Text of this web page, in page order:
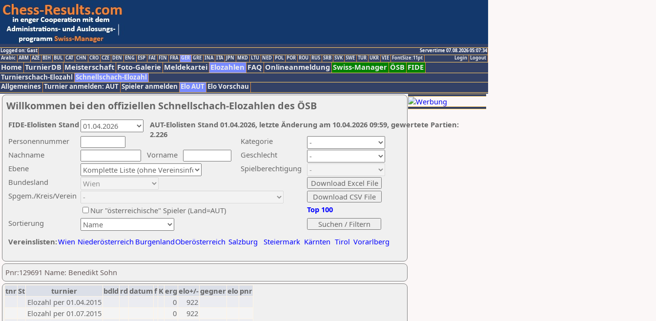
Logged on: Gast
Servertime 07.08.2026 05:07:34
Logout
Login
Arabic ARM AZE BIH BUL CAT CHN CRO CZE DEN ENG ESP FAI FIN FRA GER GRE INA ITA JPN MKD LTU NED POL POR ROU RUS SRB SVK SWE TUR UKR VIE FontSize:11pt
Home TurnierDB Meisterschaft Foto-Galerie Meldekartei Elozahlen FAQ Onlineanmeldung Swiss-Manager ÖSB FIDE
Turnierschach-Elozahl Schnellschach-Elozahl
Allgemeines Turnier anmelden: AUT Spieler anmelden Elo AUT Elo Vorschau
Willkommen bei den offiziellen Schnellschach-Elozahlen des ÖSB
Nachname
Vorname
Ebene
Kategorie
Sortierung
Personennummer
Bundesland
Spgem./Kreis/Verein
Geschlecht
Nur "österreichische" Spieler (Land=AUT)
Spielberechtigung
Vereinslisten:Wien Niederösterreich BurgenlandOberösterreich Salzburg Steiermark Kärnten Tirol Vorarlberg
Top 100
AUT-Elolisten Stand 01.04.2026, letzte Änderung am 10.04.2026 09:59, gewertete Partien:
2.226
FIDE-Elolisten Stand
Pnr:129691 Name: Benedikt Sohn
tnrSt turnier bdld rd datumf Kerg elo+/-gegnerelo pnr
Elozahl per 01.04.2015
0
922
Elozahl per 01.07.2015
0
922